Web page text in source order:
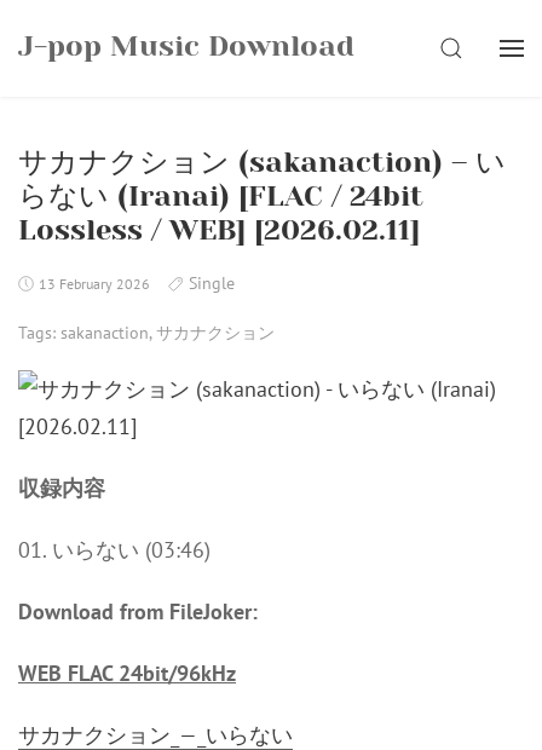
J-pop Music Download SEARCH
サカナクション (sakanaction) – い
らない (Iranai) [FLAC / 24bit
Lossless / WEB] [2026.02.11]
13 February 2026 Single
Tags: sakanaction,サカナクション
収録内容
01. いらない (03:46)
Download from FileJoker:
WEB FLAC 24bit/96kHz
サカナクション_—_いらない